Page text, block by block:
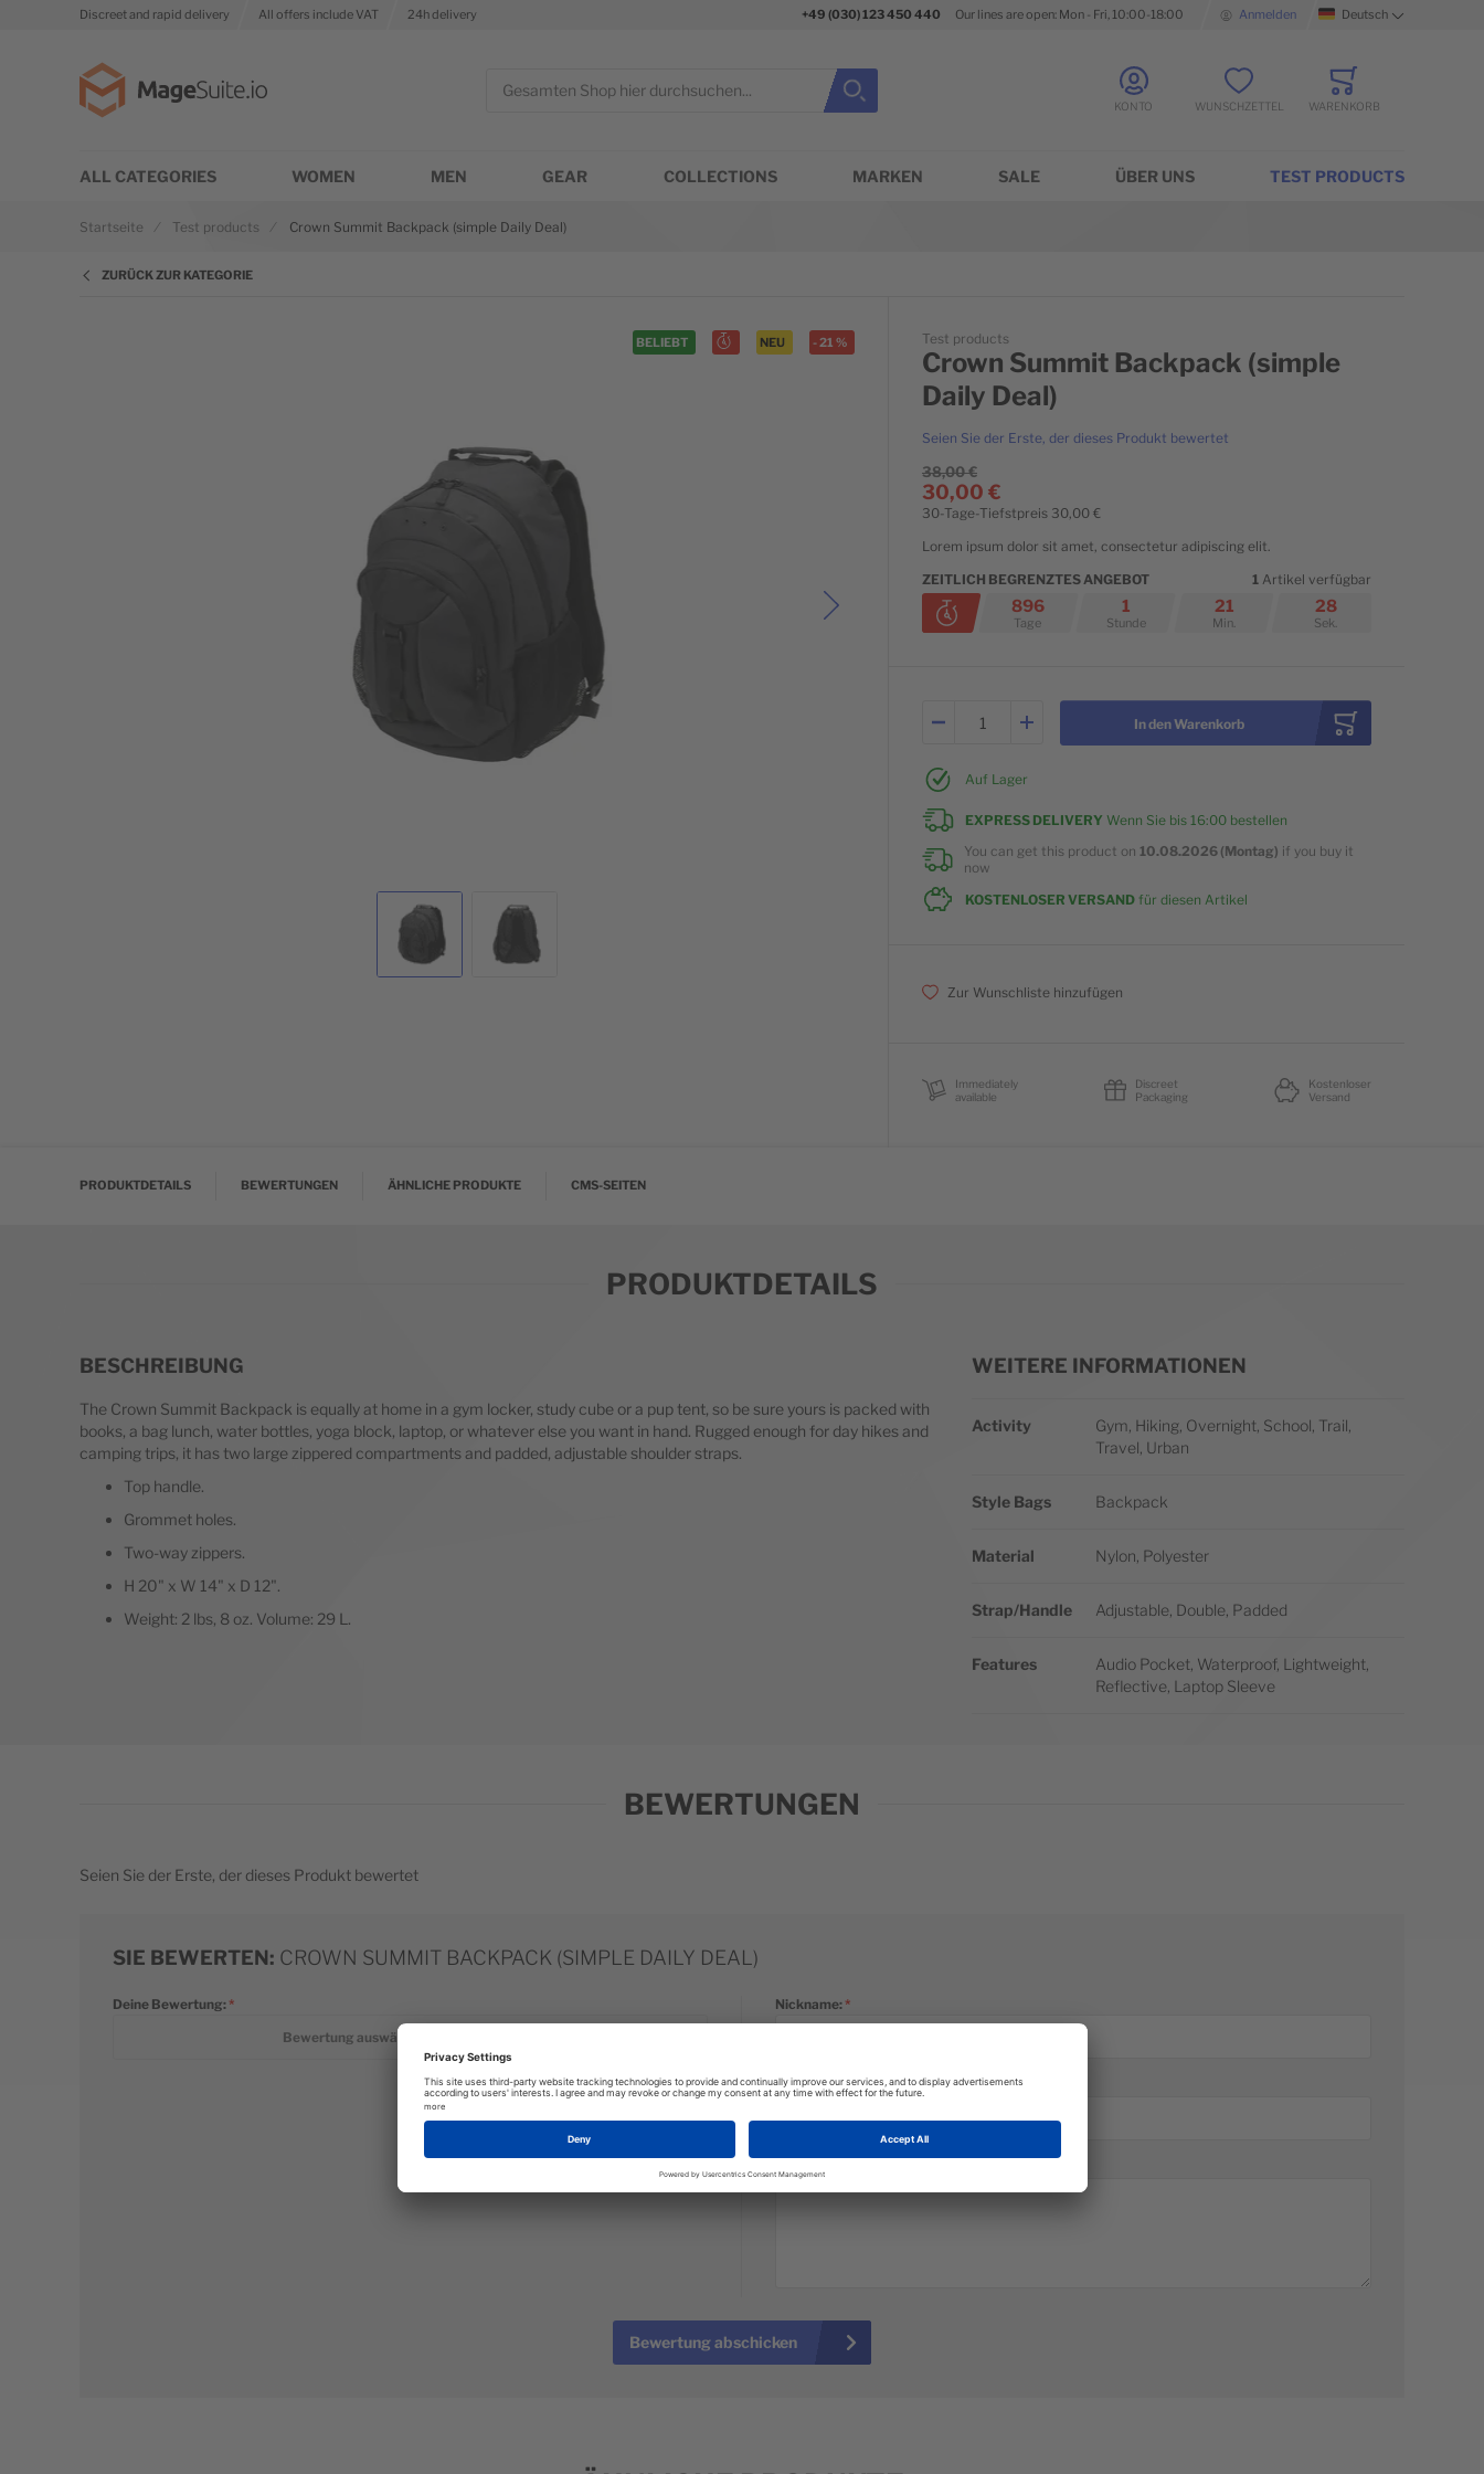
Discreet and rapid delivery All offers include VAT 24h delivery +49 (030) 123 450 440 Our lines are open: Mon - Fri, 10:00-18:00 AnmeldenSprache Deutsch
Suche schließen
Suche KONTO WUNSCHZETTEL
WARENKORB
ALL CATEGORIES WOMEN MEN GEAR COLLECTIONS MARKEN SALE ÜBER UNS TEST PRODUCTS
Startseite Test products Crown Summit Backpack (simple Daily Deal)
ZURÜCK ZUR KATEGORIE
BELIEBT NEU -21 % Test products
Crown Summit Backpack (simple
Daily Deal)
Seien Sie der Erste, der dieses Produkt bewertet
30,00 €
38,00 €
30-Tage-Tiefstpreis 30,00 €
Lorem ipsum dolor sit amet, consectetur adipiscing elit.
ZEITLICH BEGRENZTES ANGEBOT
1 Artikel verfügbar
896
Tage
1
Stunde
21
Min.
27
Sek.
In den Warenkorb
Auf Lager
EXPRESS DELIVERY Wenn Sie bis 16:00bestellen
You can get this product on 10.08.2026 (Montag) if you buy it
now
KOSTENLOSER VERSAND für diesen Artikel
Zur Wunschliste hinzufügen
Immediately
available
Discreet
Packaging
Kostenloser
Versand
PRODUKTDETAILS BEWERTUNGEN ÄHNLICHE PRODUKTE CMS-SEITEN
PRODUKTDETAILS
BESCHREIBUNG
The Crown Summit Backpack is equally at home in a gym locker, study cube or a pup tent, so be sure yours is packed with
books, a bag lunch, water bottles, yoga block, laptop, or whatever else you want in hand. Rugged enough for day hikes and
camping trips, it has two large zippered compartments and padded, adjustable shoulder straps.
Top handle.
Grommet holes.
Two-way zippers.
H 20" x W 14" x D 12".
Weight: 2 lbs, 8 oz. Volume: 29 L.
WEITERE INFORMATIONEN
Activity
Gym, Hiking, Overnight, School, Trail,
Travel, Urban
Style Bags Backpack
Material Nylon, Polyester
Strap/Handle Adjustable, Double, Padded
Features
Audio Pocket, Waterproof, Lightweight,
Reflective, Laptop Sleeve
BEWERTUNGEN
Seien Sie der Erste, der dieses Produkt bewertet
SIE BEWERTEN: CROWN SUMMIT BACKPACK (SIMPLE DAILY DEAL)
Deine Bewertung:
Bewertung auswählen
5 stars
Nickname:
Zusammenfassung:
Bewertung abschicken